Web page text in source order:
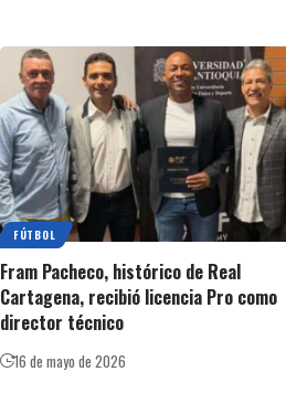
FÚTBOL
Fram Pacheco, histórico de Real
Cartagena, recibió licencia Pro como
director técnico
16 de mayo de 2026